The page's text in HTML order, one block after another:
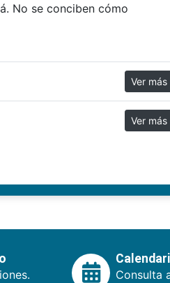
No se conciben cómo
Ver más
Ver más
Consulta